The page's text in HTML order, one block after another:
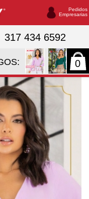
Pedidos
Empresarias
317 434 6592
0